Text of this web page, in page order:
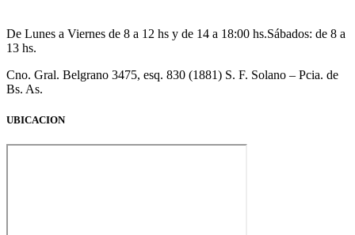
De Lunes a Viernes de 8 a 12 hs y de 14 a 18:00 hs.Sábados: de 8 a
13 hs.
Cno. Gral. Belgrano 3475, esq. 830 (1881) S. F. Solano – Pcia. de
Bs. As.
UBICACION